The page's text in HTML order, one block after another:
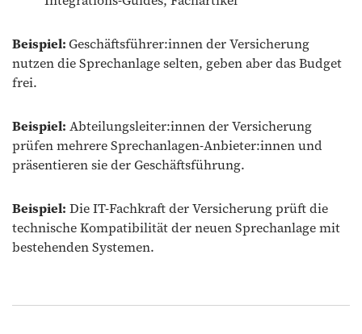
Beispiel:Geschäftsführer:innen der Versicherung
nutzen die Sprechanlage selten, geben aber das Budget
frei.
Beispiel: Abteilungsleiter:innen der Versicherung
prüfen mehrere Sprechanlagen-Anbieter:innen und
präsentieren sie der Geschäftsführung.
Beispiel: Die IT-Fachkraft der Versicherung prüft die
technische Kompatibilität der neuen Sprechanlage mit
bestehenden Systemen.